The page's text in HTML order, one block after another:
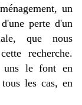
un
perte d'un
que nous
recherche.
uns le font en
les cas, en